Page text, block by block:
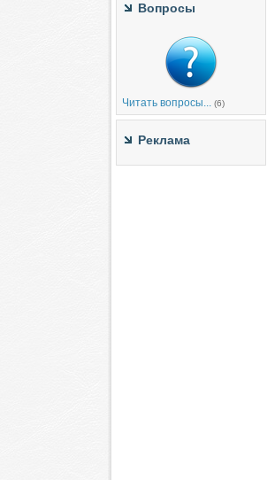
Вопросы
Читать вопросы... (6)
Реклама